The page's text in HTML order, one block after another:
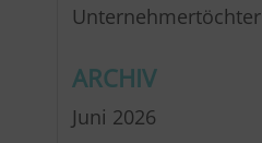
Unternehmertöchter
ARCHIV
Juni 2026